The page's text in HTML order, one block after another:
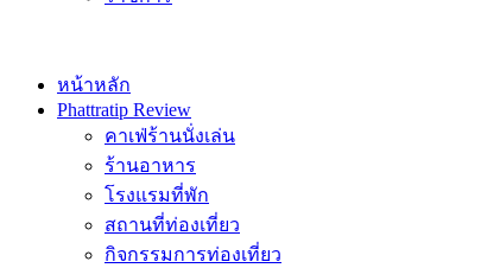
หน้าหลัก
Phattratip Review
คาเฟ่ร้านนั่งเล่น
ร้านอาหาร
โรงแรมที่พัก
สถานที่ท่องเที่ยว
กิจกรรมการท่องเที่ยว